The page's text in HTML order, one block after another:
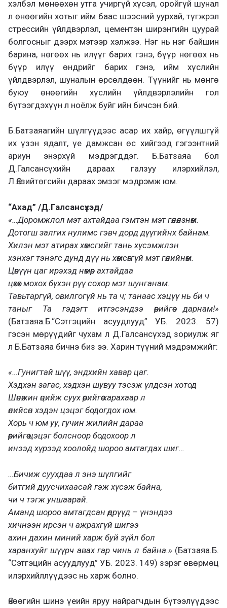
хэлбэл мөнөөхөн утга учиргүй хүсэл, оройгүй шунал
л өнөөгийн хотыг ийм баас шээсний уурхай, түгжрэл
стрессийн үйлдвэрлэл, цементэн ширэнгийн цуурай
болгосныг дээрх мэтээр хэлжээ. Нэг нь нэг байшин
барина, нөгөөх нь илүүг барих гэнэ, бүүр нөгөөх нь
бүүр илүү өндрийг барих гэнэ, ийм хүслийн
үйлдвэрлэл, шуналын өрсөлдөөн. Түүнийг нь мөнгө
буюу өнөөгийн хүслийн үйлдвэрлэлийн гол
бүтээгдэхүүн л ноёлж буйг ийн бичсэн бий.
Б.Батзаяагийн шүлгүүдээс асар их хайр, өгүүлшгүй
их үзэн ядалт, үе дамжсан өс хийгээд гэгээнтний
ариун энэрхүй мэдрэгддэг. Б.Батзаяа бол
Д.Галсансүхийн дараах галзуу илэрхийлэл,
Л.Өлзийтөгсийн дараах эмзэг мэдрэмж юм.
“Ахад” /Д.Галсансүхэд/
«…Доромжлол мэт ахтайдаа гэмтэн мэт гөлөлзнөм.
Дотогш залгих нулимс гэвч дорд дүүгийнх байнам.
Хилэн мэт атирах хөмсгийг тань хүсэмжлэн
хэнхэг тэнэгс дунд дүү нь хөмсөггүй мэт гөлийнөм.
Цөвүүн цаг ирэхэд нөмөр ахтайдаа
цөхөх мохох бүхэн рүү сохор мэт шунганам.
Тавьтаргүй, овилгогүй нь та ч; танаас хэцүү нь би ч
таныг Та гэдэгт итгэсэндээ өөрийгөө дарнам!»
(Батзаяа.Б.“Сэтгэцийн асуудлууд” УБ. 2023. 57)
гэсэн мөрүүдийг чухам л Д.Галсансүхэд зориулж яг
л Б.Батзаяа бичнэ биз ээ. Харин түүний мэдрэмжийг:
«…Гунигтай шүү, эндхийн хавар цаг.
Хэдхэн загас, хэдхэн шувуу тэсэж үлдсэн хотод
Шөнөжин өцийж суух өөрийгөө харахаар л
өлийсөн хэдэн цэцэг бодогдох юм.
Хорь ч юм уу, гучин жилийн дараа
өөрийгөө цэцэг болсноор бодохоор л
инээд хүрээд хоолойд шороо амтагдах шиг…
…Бичиж суухдаа л энэ шүлгийг
битгий дуусчихаасай гэж хүсэж байна,
чи ч тэгж уншаарай.
Аманд шороо амтагдсан өдрүүд – үнэндээ
хичнээн ирсэн ч ажрахгүй шигээ
ахин дахин миний харж буй зүйл бол
харанхуйг шүүрч авах гар чинь л байна.» (Батзаяа.Б.
“Сэтгэцийн асуудлууд” УБ. 2023. 149) зэрэг өвөрмөц
илэрхийллүүдээс нь харж болно.
Өнөөгийн шинэ үеийн яруу найрагчдын бүтээлүүдээс